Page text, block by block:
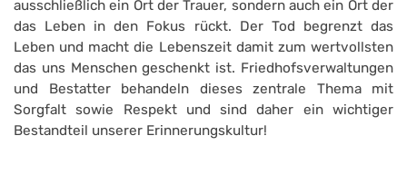
ausschließlich ein Ort der Trauer, sondern auch ein Ort der
das Leben in den Fokus rückt. Der Tod begrenzt das
Leben und macht die Lebenszeit damit zum wertvollsten
das uns Menschen geschenkt ist. Friedhofsverwaltungen
und Bestatter behandeln dieses zentrale Thema mit
Sorgfalt sowie Respekt und sind daher ein wichtiger
Bestandteil unserer Erinnerungskultur!